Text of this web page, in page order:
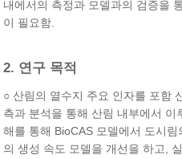
내에서의 측정과 모델과의 검증을
이 필요함.
2. 연구 목적
○ 산림의 열수지 주요 인자를 포함
측과 분석을 통해 산림 내부에서 이
해를 통해 BioCAS 모델에서 도시
의 생성 속도 모델을 개선을 하고,